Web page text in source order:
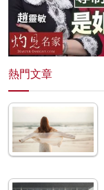
熱門文章